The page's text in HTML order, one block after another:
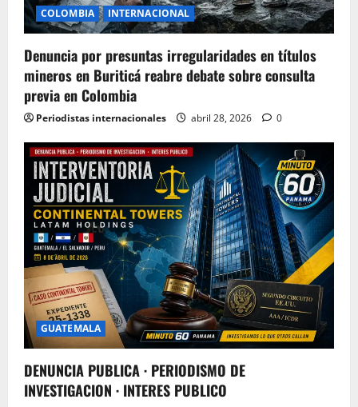
COLOMBIA INTERNACIONAL
Denuncia por presuntas irregularidades en títulos
mineros en Buriticá reabre debate sobre consulta
previa en Colombia
Periodistas internacionales abril 28, 2026 0
GUATEMALA
DENUNCIA PUBLICA · PERIODISMO DE
INVESTIGACION · INTERES PUBLICO